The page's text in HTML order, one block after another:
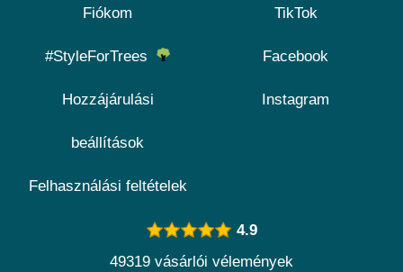
Fiókom
#StyleForTrees
Hozzájárulási
beállítások
Felhasználási feltételek
TikTok
Facebook
Instagram
4.9
49319 vásárlói vélemények